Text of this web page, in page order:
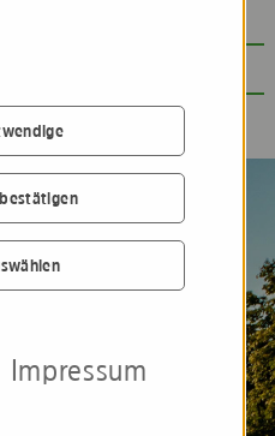
INULPA
SITIO
Impressum